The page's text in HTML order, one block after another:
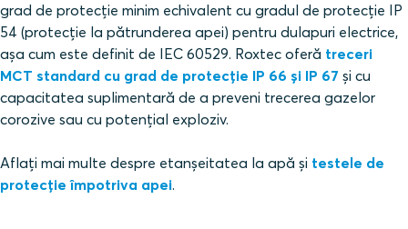
grad de protecție minim echivalent cu gradul de protecție IP
54 (protecție la pătrunderea apei) pentru dulapuri electrice,
așa cum este definit de IEC 60529. Roxtec oferă treceri
MCT standard cu grad de protecție IP 66 și IP 67 și cu
capacitatea suplimentară de a preveni trecerea gazelor
corozive sau cu potențial exploziv.
Aflați mai multe despre etanșeitatea la apă și testele de
protecție împotriva apei.